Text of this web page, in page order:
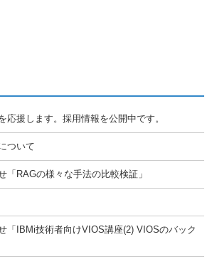
応援します。採用情報を公開中です。
ついて
「RAGの様々な手法の比較検証」
「IBMi技術者向けVIOS講座(2) VIOSのバック